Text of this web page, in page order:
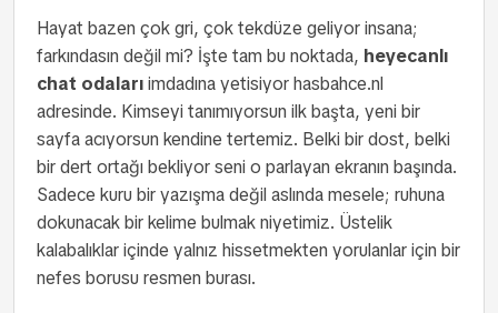
Hayat bazen çok gri, çok tekdüze geliyor insana;
farkındasın değil mi? İşte tam bu noktada, heyecanlı
chat odalarıimdadına yetisiyor hasbahce.nl
adresinde. Kimseyi tanımıyorsun ilk başta, yeni bir
sayfa acıyorsun kendine tertemiz. Belki bir dost, belki
bir dert ortağı bekliyor seni o parlayan ekranın başında.
Sadece kuru bir yazışma değil aslında mesele; ruhuna
dokunacak bir kelime bulmak niyetimiz. Üstelik
kalabalıklar içinde yalnız hissetmekten yorulanlar için bir
nefes borusu resmen burası.